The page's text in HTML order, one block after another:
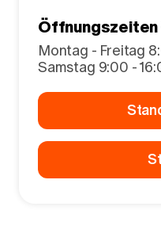
Öffnungszeiten
Montag - Freitag
Samstag 9:00 -